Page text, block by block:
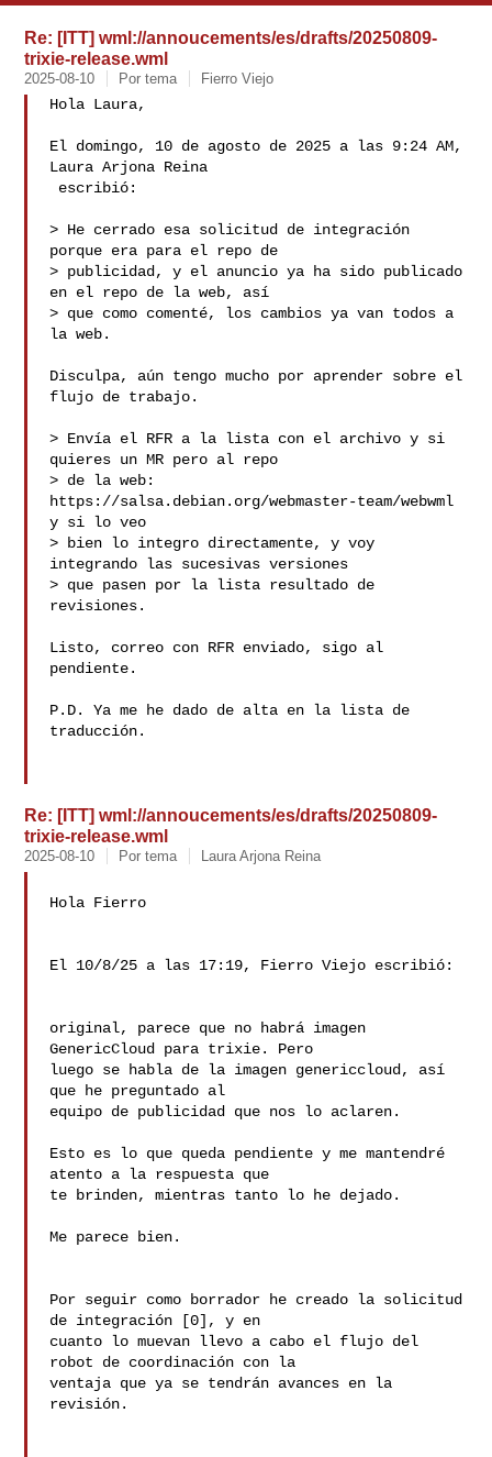
Re: [ITT] wml://annoucements/es/drafts/20250809-
trixie-release.wml
2025-08-10 Por tema Fierro Viejo
Hola Laura,
El domingo, 10 de agosto de 2025 a las 9:24 AM,
Laura Arjona Reina
> He cerrado esa solicitud de integración
porque era para el repo de
> publicidad, y el anuncio ya ha sido publicado
en el repo de la web, así
> que como comenté, los cambios ya van todos a
la web.
Disculpa, aún tengo mucho por aprender sobre el
flujo de trabajo.
> Envía el RFR a la lista con el archivo y si
quieres un MR pero al repo
> de la web:
https://salsa.debian.org/webmaster-team/webwml
y si lo veo
> bien lo integro directamente, y voy
integrando las sucesivas versiones
> que pasen por la lista resultado de
revisiones.
Listo, correo con RFR enviado, sigo al
pendiente.
P.D. Ya me he dado de alta en la lista de
traducción.
Re: [ITT] wml://annoucements/es/drafts/20250809-
trixie-release.wml
2025-08-10 Por tema Laura Arjona Reina
Hola Fierro
El 10/8/25 a las 17:19, Fierro Viejo escribió:
original, parece que no habrá imagen
GenericCloud para trixie. Pero
luego se habla de la imagen genericcloud, así
que he preguntado al
equipo de publicidad que nos lo aclaren.
Esto es lo que queda pendiente y me mantendré
atento a la respuesta que
te brinden, mientras tanto lo he dejado.
Me parece bien.
Por seguir como borrador he creado la solicitud
de integración [0], y en
cuanto lo muevan llevo a cabo el flujo del
robot de coordinación con la
ventaja que ya se tendrán avances en la
revisión.